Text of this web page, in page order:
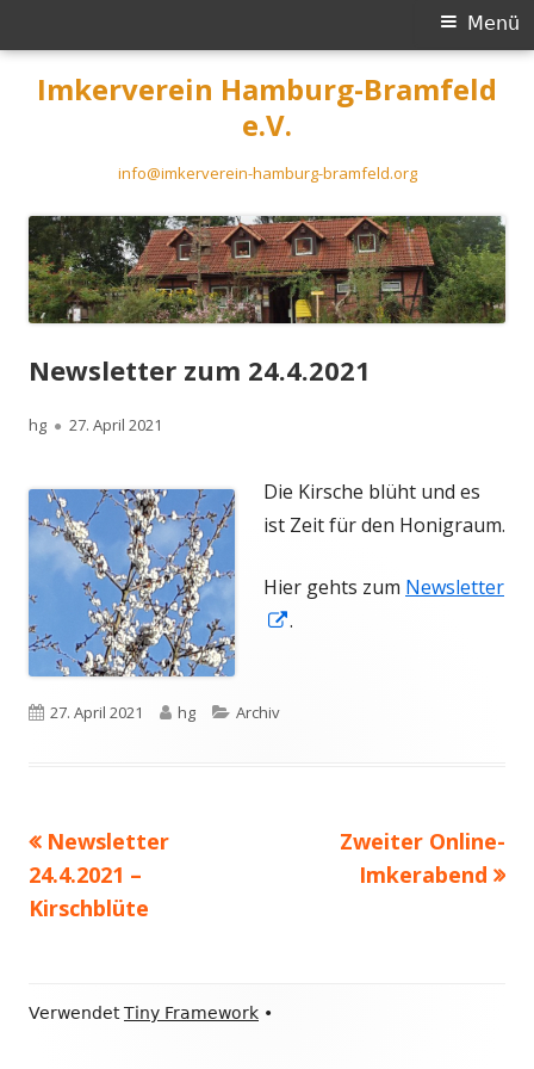
Imkerverein Hamburg-Bramfeld
e.V.
info@imkerverein-hamburg-bramfeld.org
Menü
Menü
Newsletter zum 24.4.2021
Autor
hg
Veröffentlicht
27. April 2021
Die Kirsche blüht und es
ist Zeit für den Honigraum.
Hier gehts zum Newsletter
In.
Veröffentlicht
27. April 2021 Autor
hg Kategorien
Archiv
Beitragsnavigation
Vorheriger
Beitrag:
Newsletter
24.4.2021 –
Kirschblüte
Nächster
Beitrag
Zweiter Online-
Imkerabend
Footer
VerwendetTiny Framework •